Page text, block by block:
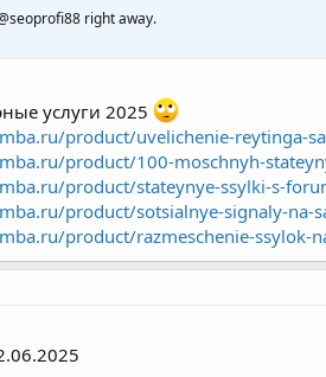
right away.
услуги 2025
product/uvelichenie-reytinga-
product/100-moschnyh-
product/stateynye-ssylki-s-
product/sotsialnye-signaly-na-
product/razmeschenie-ssylok-